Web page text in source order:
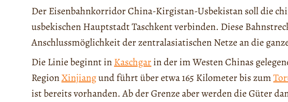
Der Eisenbahnkorridor China-Kirgistan-Usbekistan soll die
usbekischen Hauptstadt Taschkent verbinden. Diese
Anschlussmöglichkeit der zentralasiatischen Netze an die
Die Linie beginnt inKaschgarin der im Westen Chinas
RegionXinjiangund führt über etwa 165 Kilometer bis zum
ist bereits vorhanden. Ab der Grenze aber werden die Güter